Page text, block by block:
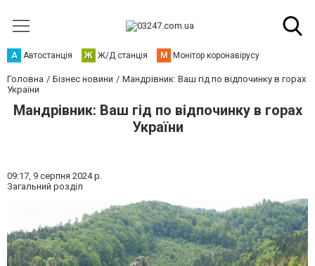
А Автостанція Ж Ж/Д станція М Монітор коронавірусу
Головна Бізнес новини
Мандрівник: Ваш гід по відпочинку в горах
України
Мандрівник: Ваш гід по відпочинку в горах
України
09:17, 9 серпня 2024 р.
Загальний розділ